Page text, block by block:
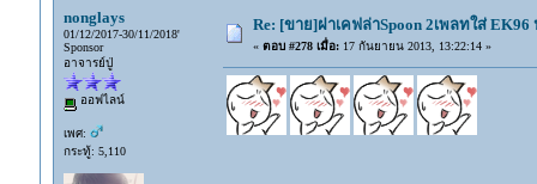
nonglays
01/12/2017-30/11/2018'
Sponsor
อาจารย์ปู่
ออฟไลน์
เพศ:
กระทู้: 5,110
Re: [ขาย]ฝาเคฟล่าSpoon 2เพลทใส่
« ตอบ #278 เมื่อ:17 กันยายน 2013, 13:22:14 »